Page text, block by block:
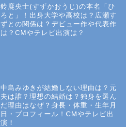
鈴鹿央士(すずかおうじ)の本名「ひ
ろと」！出身大学や高校は？広瀬す
ずとの関係は？デビュー作や代表作
は？CMやテレビ出演は？
中島みゆきが結婚しない理由は？元
夫は誰？理想の結婚は？独身を選ん
だ理由はなぜ？身長・体重・生年月
日・プロフィール！CMやテレビ出
演！